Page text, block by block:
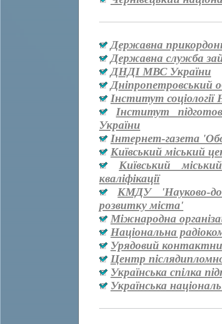
Державна
Державна служба
ДНДІ МВС України
Дніпропетровський
Інститут
Інститут
України
Інтернет-газета
Київський міський
Київський
кваліфікації
КМДУ 'Науково-
розвитку міста'
Міжнародна
Національна
Урядовий
Центр
Українська спілка
Українська